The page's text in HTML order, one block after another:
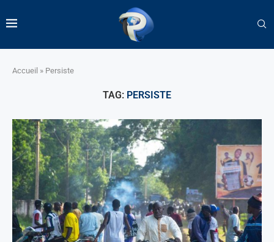
Accueil » Persiste
TAG: PERSISTE